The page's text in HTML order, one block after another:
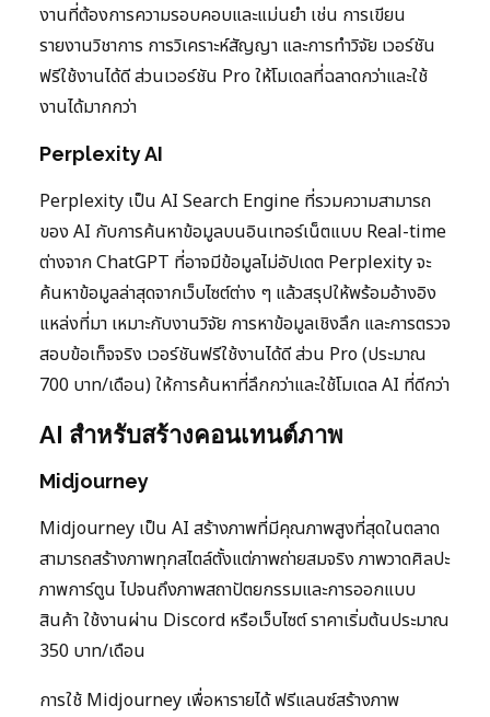
งานที่ต้องการความรอบคอบและแม่นยำ เช่น การเขียน
รายงานวิชาการ การวิเคราะห์สัญญา และการทำวิจัย เวอร์ชัน
ฟรีใช้งานได้ดี ส่วนเวอร์ชัน Pro ให้โมเดลที่ฉลาดกว่าและใช้
งานได้มากกว่า
Perplexity AI
Perplexity เป็น AI Search Engine ที่รวมความสามารถ
ของ AI กับการค้นหาข้อมูลบนอินเทอร์เน็ตแบบ Real-time
ต่างจาก ChatGPT ที่อาจมีข้อมูลไม่อัปเดต Perplexity จะ
ค้นหาข้อมูลล่าสุดจากเว็บไซต์ต่าง ๆ แล้วสรุปให้พร้อมอ้างอิง
แหล่งที่มา เหมาะกับงานวิจัย การหาข้อมูลเชิงลึก และการตรวจ
สอบข้อเท็จจริง เวอร์ชันฟรีใช้งานได้ดี ส่วน Pro (ประมาณ
700 บาท/เดือน) ให้การค้นหาที่ลึกกว่าและใช้โมเดล AI ที่ดีกว่า
AI สำหรับสร้างคอนเทนต์ภาพ
Midjourney
Midjourney เป็น AI สร้างภาพที่มีคุณภาพสูงที่สุดในตลาด
สามารถสร้างภาพทุกสไตล์ตั้งแต่ภาพถ่ายสมจริง ภาพวาดศิลปะ
ภาพการ์ตูน ไปจนถึงภาพสถาปัตยกรรมและการออกแบบ
สินค้า ใช้งานผ่าน Discord หรือเว็บไซต์ ราคาเริ่มต้นประมาณ
350 บาท/เดือน
การใช้ Midjourney เพื่อหารายได้ ฟรีแลนซ์สร้างภาพ